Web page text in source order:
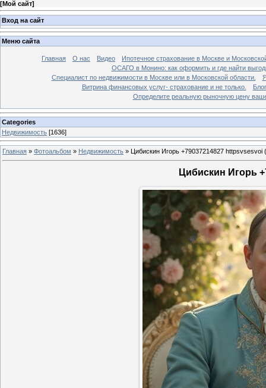
[Мой сайт]
Вход на сайт
Меню сайта
Главная О нас Видео
Ипотечное страхование в Москве и
ОСАГО в Монино: как оформить и где найти
Специалист по недвижимости в Москве или в Московской области.
Витрина финансовых услуг- страхование и не только.
Блог
Определите реальную рыночную цену
Categories
Недвижимость [1636]
Главная » Фотоальбом » Недвижимость » Цибискин Игорь +79037214827 httpsvsesvoi
Цибискин Игорь